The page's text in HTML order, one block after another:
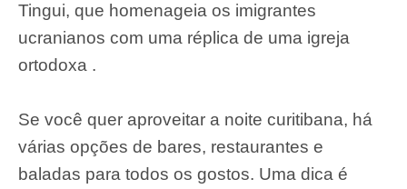
Tingui, que homenageia os imigrantes
ucranianos com uma réplica de uma igreja
ortodoxa .
Se você quer aproveitar a noite curitibana, há
várias opções de bares, restaurantes e
baladas para todos os gostos. Uma dica é